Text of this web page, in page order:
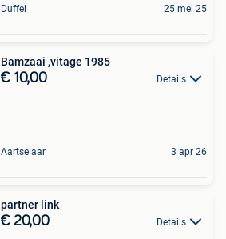
Duffel 25 mei 25
Bamzaai ,vitage 1985
€ 10,00 Details
Aartselaar 3 apr 26
partner link
€ 20,00 Details